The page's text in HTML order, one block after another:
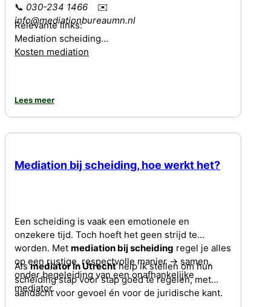
📞 030-234 1466 ✉️
info@mediationbureaumn.nl
Relevante links:
Mediation scheiding
Kosten mediation
Lees meer
Mediation bij scheiding, hoe werkt het?
Een scheiding is vaak een emotionele en
onzekere tijd. Toch hoeft het geen strijd te
worden. Met mediation bij scheiding regel je alles
op een rustige, respectvolle manier -> samen,
onder begeleiding van een onafhankelijke
mediator.
Alsmediator in Utrechthelp ik stellen om hun
scheiding stap voor stap goed te regelen, met
aandacht voor gevoel én voor de juridische kant.